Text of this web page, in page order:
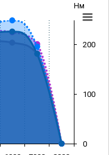
Нм
0
100
200